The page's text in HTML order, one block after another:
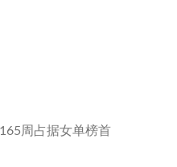
周占据女单榜首